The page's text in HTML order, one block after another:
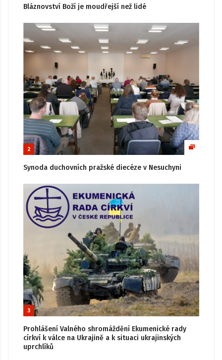
Bláznovství Boží je moudřejší než lidé
2
Synoda duchovních pražské diecéze v Nesuchyni
3
Prohlášení Valného shromáždění Ekumenické rady
církví k válce na Ukrajině a k situaci ukrajinských
uprchlíků